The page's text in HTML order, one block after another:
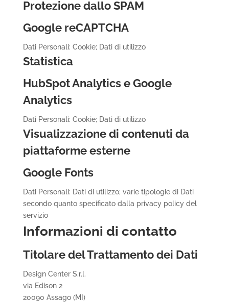
Protezione dallo SPAM
Google reCAPTCHA
Dati Personali: Cookie; Dati di utilizzo
Statistica
HubSpot Analytics e Google
Analytics
Dati Personali: Cookie; Dati di utilizzo
Visualizzazione di contenuti da
piattaforme esterne
Google Fonts
Dati Personali: Dati di utilizzo; varie tipologie di Dati
secondo quanto specificato dalla privacy policy del
servizio
Informazioni di contatto
Titolare del Trattamento dei Dati
Design Center S.r.l.
via Edison 2
20090 Assago (MI)